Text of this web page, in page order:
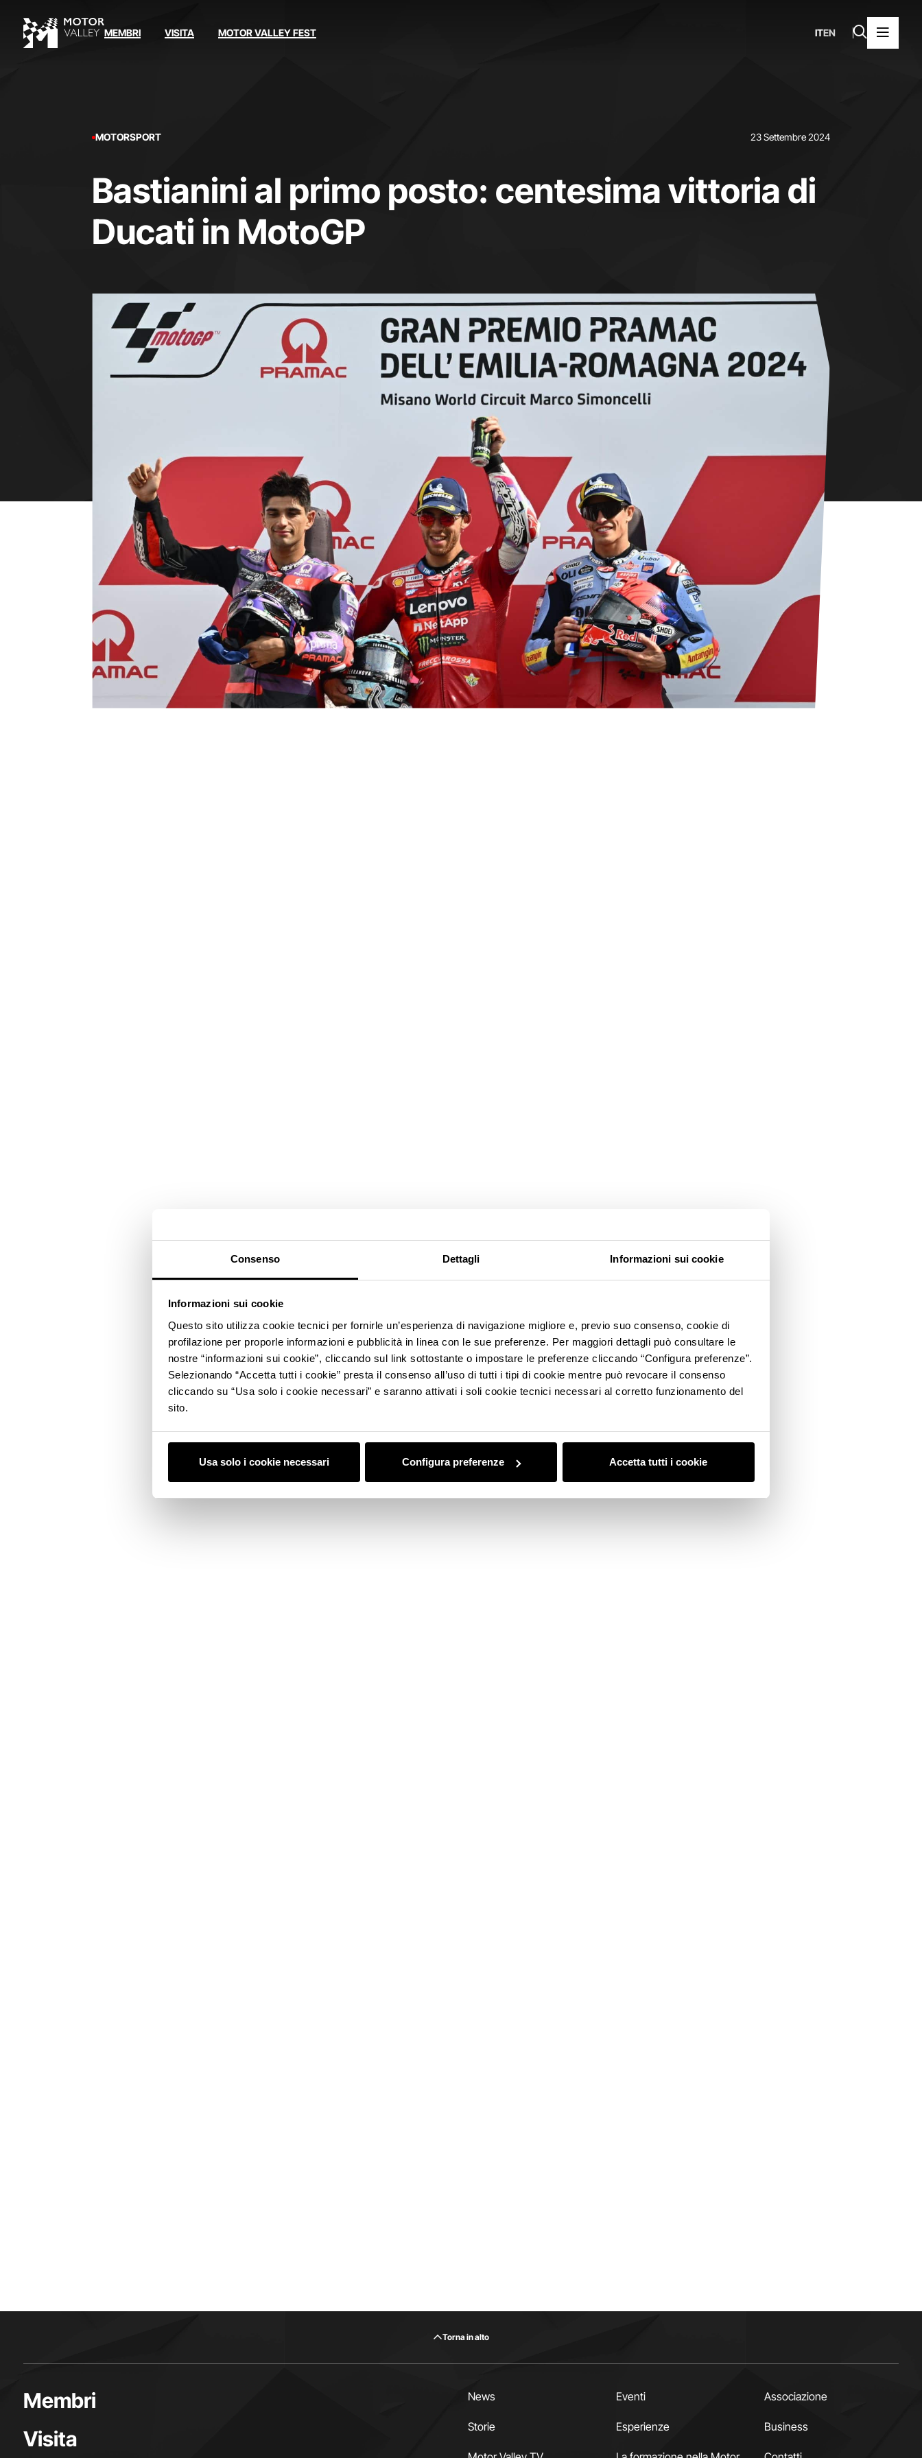
Consenso Dettagli Informazioni sui cookie
Informazioni sui cookie
Questo sito utilizza cookie tecnici per fornirle un’esperienza di navigazione migliore e, previo suo consenso, cookie di
profilazione per proporle informazioni e pubblicità in linea con le sue preferenze. Per maggiori dettagli può consultare le
nostre “informazioni sui cookie”, cliccando sul link sottostante o impostare le preferenze cliccando “Configura preferenze”.
Selezionando “Accetta tutti i cookie” presta il consenso all’uso di tutti i tipi di cookie mentre può revocare il consenso
cliccando su “Usa solo i cookie necessari” e saranno attivati i soli cookie tecnici necessari al corretto funzionamento del
sito.
Usa solo i cookie necessari Configura preferenze Accetta tutti i cookie
MEMBRI VISITA MOTOR VALLEY FEST ITEN
MOTORSPORT 23 Settembre 2024
Bastianini al primo posto: centesima vittoria di
Ducati in MotoGP
Torna in alto
Membri
Visita
News
Storie
Eventi
Esperienze
Associazione
Business